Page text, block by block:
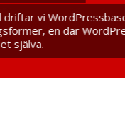
vi
en där
själva.